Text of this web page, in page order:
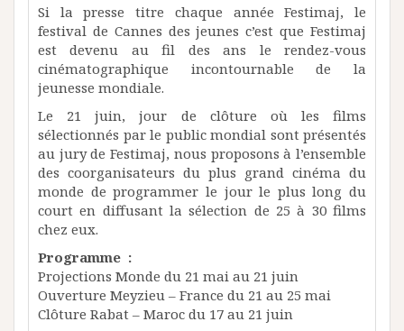
Si la presse titre chaque année Festimaj, le
festival de Cannes des jeunes c’est que Festimaj
est devenu au fil des ans le rendez-vous
cinématographique incontournable de la
jeunesse mondiale.
Le 21 juin, jour de clôture où les films
sélectionnés par le public mondial sont présentés
au jury de Festimaj, nous proposons à l’ensemble
des coorganisateurs du plus grand cinéma du
monde de programmer le jour le plus long du
court en diffusant la sélection de 25 à 30 films
chez eux.
Programme :
Projections Monde du 21 mai au 21 juin
Ouverture Meyzieu – France du 21 au 25 mai
Clôture Rabat – Maroc du 17 au 21 juin